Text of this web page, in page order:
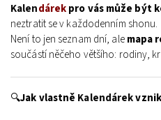
Kalendárekpro vás může být
neztratit se v každodenním shonu.
Není to jen seznam dní, alemapa
součástí něčeho většího: rodiny,
🔍Jak vlastně Kalendárek